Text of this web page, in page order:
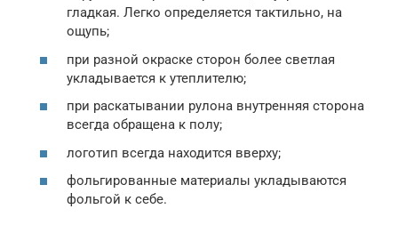
гладкая. Легко определяется тактильно, на
ощупь;
при разной окраске сторон более светлая
укладывается к утеплителю;
при раскатывании рулона внутренняя сторона
всегда обращена к полу;
логотип всегда находится вверху;
фольгированные материалы укладываются
фольгой к себе.